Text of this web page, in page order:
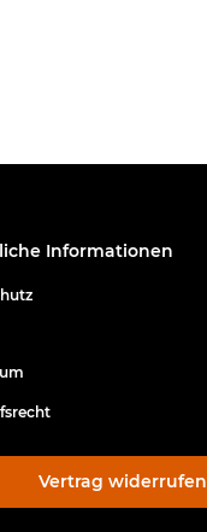
Informationen
Vertrag widerrufen